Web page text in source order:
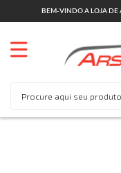
BEM-VINDO A LOJA DE